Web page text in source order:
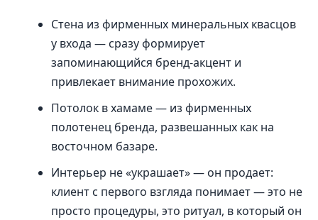
Стена из фирменных минеральных квасцов
у входа — сразу формирует
запоминающийся бренд-акцент и
привлекает внимание прохожих.
Потолок в хамаме — из фирменных
полотенец бренда, развешанных как на
восточном базаре.
Интерьер не «украшает» — он продает:
клиент с первого взгляда понимает — это не
просто процедуры, это ритуал, в который он